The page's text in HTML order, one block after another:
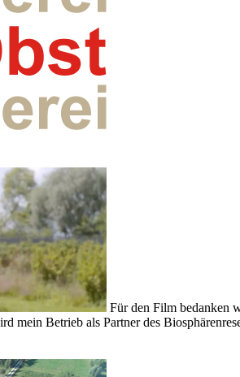
Für den Film bedanken
mein Betrieb als Partner des